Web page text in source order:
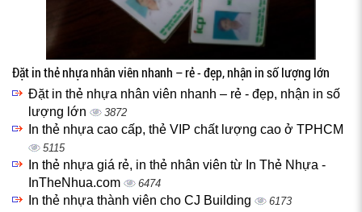
Đặt in thẻ nhựa nhân viên nhanh – rẻ - đẹp, nhận in số lượng lớn
Đặt in thẻ nhựa nhân viên nhanh – rẻ - đẹp, nhận in số
lượng lớn
3872
In thẻ nhựa cao cấp, thẻ VIP chất lượng cao ở TPHCM
5115
In thẻ nhựa giá rẻ, in thẻ nhân viên từ In Thẻ Nhựa -
InTheNhua.com
6474
In thẻ nhựa thành viên cho CJ Building 6173